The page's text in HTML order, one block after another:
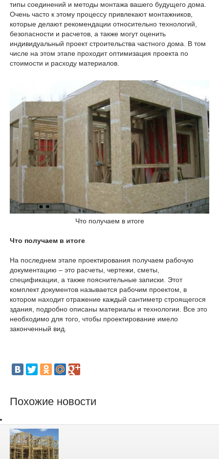
типы соединений и методы монтажа вашего будущего дома.
Очень часто к этому процессу привлекают монтажников,
которые делают рекомендации относительно технологий,
безопасности и расчетов, а также могут оценить
индивидуальный проект строительства частного дома. В том
числе на этом этапе проходит оптимизация проекта по
стоимости и расходу материалов.
Что получаем в итоге
Что получаем в итоге
На последнем этапе проектирования получаем рабочую
документацию – это расчеты, чертежи, сметы,
спецификации, а также пояснительные записки. Этот
комплект документов называется рабочим проектом, в
котором находит отражение каждый сантиметр строящегося
здания, подробно описаны материалы и технологии. Все это
необходимо для того, чтобы проектирование имело
законченный вид.
Похожие новости